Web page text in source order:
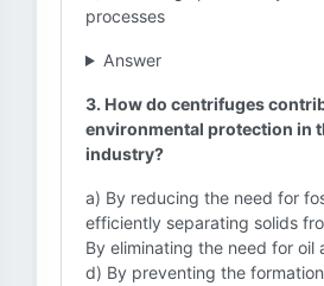
processes
Answer
3. How do centrifuges
environmental protection in
industry?
a) By reducing the need for
efficiently separating solids
By eliminating the need for oil
d) By preventing the